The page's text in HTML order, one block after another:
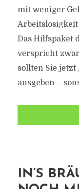
mit weniger
Das Hilfspaket
verspricht
sollten Sie jetzt
ausgeben –
IN’S